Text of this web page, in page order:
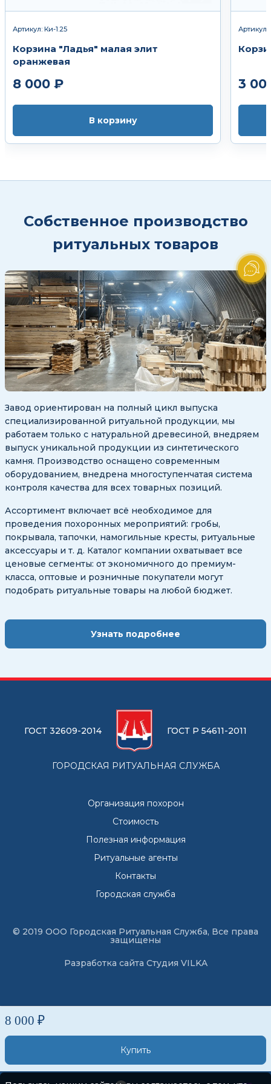
8 000 ₽
Купить
Артикул: Ки-1.25
Корзина "Ладья" малая элит
оранжевая
8 000 ₽
В корзину
Артикул:
3
Собственное производство
ритуальных товаров
Завод ориентирован на полный цикл выпуска
специализированной ритуальной продукции, мы
работаем только с натуральной древесиной, внедряем
выпуск уникальной продукции из синтетического
камня. Производство оснащено современным
оборудованием, внедрена многоступенчатая система
контроля качества для всех товарных позиций.
Ассортимент включает всё необходимое для
проведения похоронных мероприятий: гробы,
покрывала, тапочки, намогильные кресты, ритуальные
аксессуары и т. д. Каталог компании охватывает все
ценовые сегменты: от экономичного до премиум-
класса, оптовые и розничные покупатели могут
подобрать ритуальные товары на любой бюджет.
Узнать подробнее
ГОСТ 32609-2014 ГОСТ Р 54611-2011
ГОРОДСКАЯ РИТУАЛЬНАЯ СЛУЖБА
Организация похорон
Стоимость
Полезная информация
Ритуальные агенты
Контакты
Городская служба
© 2019 ООО Городская Ритуальная Служба, Все права
защищены
Разработка сайта Студия VILKA